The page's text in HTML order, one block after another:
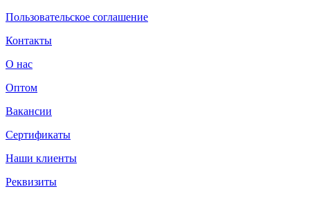
Пользовательское соглашение
Контакты
О нас
Оптом
Вакансии
Сертификаты
Наши клиенты
Реквизиты